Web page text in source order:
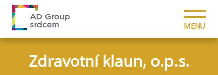
MENU
Zdravotní klaun, o.p.s.